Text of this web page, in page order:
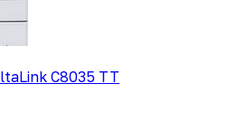
C8035 TT